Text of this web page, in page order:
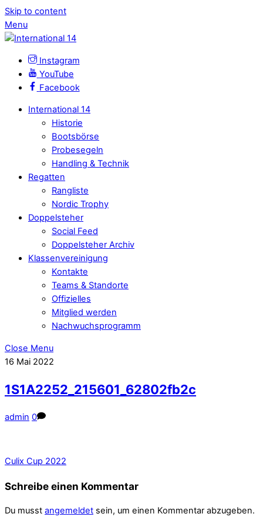
Skip to content
Menu
Instagram
YouTube
Facebook
International 14
Historie
Bootsbörse
Probesegeln
Handling & Technik
Regatten
Rangliste
Nordic Trophy
Doppelsteher
Social Feed
Doppelsteher Archiv
Klassenvereinigung
Kontakte
Teams & Standorte
Offizielles
Mitglied werden
Nachwuchsprogramm
Close Menu
16 Mai 2022
1S1A2252_215601_62802fb2c
admin 0
Culix Cup 2022
Schreibe einen Kommentar
Du musst angemeldet sein, um einen Kommentar abzugeben.